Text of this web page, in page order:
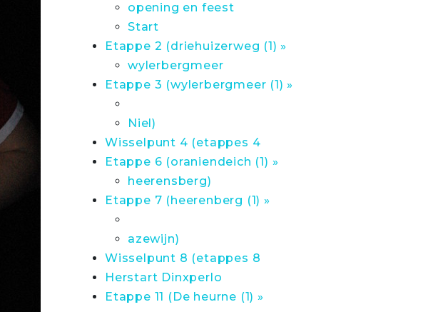
opening en feest
Start
Etappe 2 (driehuizerweg (1) »
wylerbergmeer
Etappe 3 (wylerbergmeer (1) »
Niel)
Wisselpunt 4 (etappes 4
Etappe 6 (oraniendeich (1) »
heerensberg)
Etappe 7 (heerenberg (1) »
azewijn)
Wisselpunt 8 (etappes 8
Herstart Dinxperlo
Etappe 11 (De heurne (1) »